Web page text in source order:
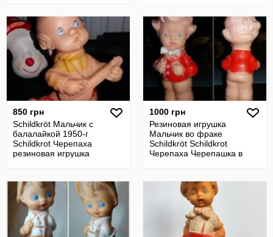
850 грн
Schildkröt Мальчик с
балалайкой 1950-г
Schildkrot Черепаха
резиновая игрушка
1000 грн
Резиновая игрушка
Мальчик во фраке
Schildkröt Schildkrot
Черепаха Черепашка в